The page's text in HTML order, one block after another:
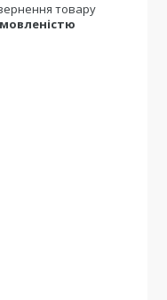
товару